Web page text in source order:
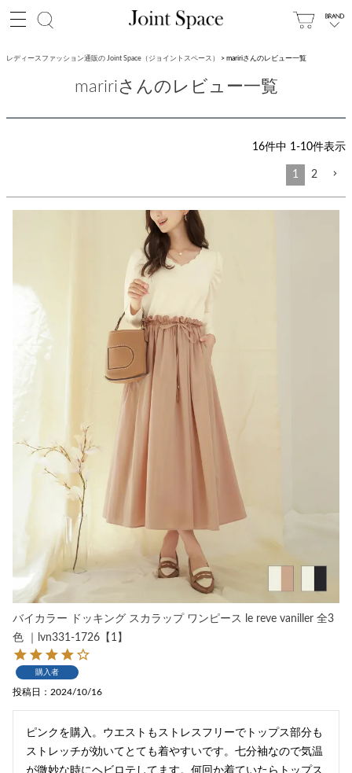
レディースファッション通販の Joint Space（ジョイントスペース） maririさんのレビュー一覧
maririさんのレビュー一覧
16件中 1-10件表示
1 2
バイカラー ドッキング スカラップ ワンピース le reve vaniller 全3
色 ｜lvn331-1726【1】
購入者
投稿日 2024/10/16
ピンクを購入。ウエストもストレスフリーでトップス部分も
ストレッチが効いてとても着やすいです。七分袖なので気温
が微妙な時にヘビロテしてます。何回か着ていたらトップス